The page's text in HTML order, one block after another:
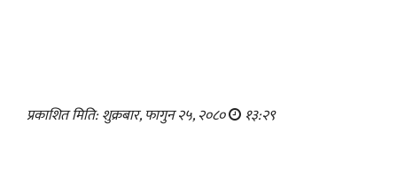
प्रकाशित मिति: शुक्रबार, फागुन २५, २०८० १३:२९